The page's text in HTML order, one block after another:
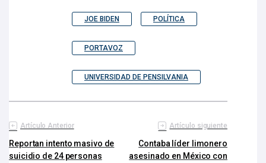
JOE BIDEN POLÍTICA
PORTAVOZ
UNIVERSIDAD DE PENSILVANIA
Artículo Anterior
Reportan intento masivo de
suicidio de 24 personas
Artículo siguiente
Contaba líder limonero
asesinado en México con